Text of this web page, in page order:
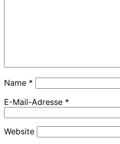
Name *
E-Mail-Adresse *
Website